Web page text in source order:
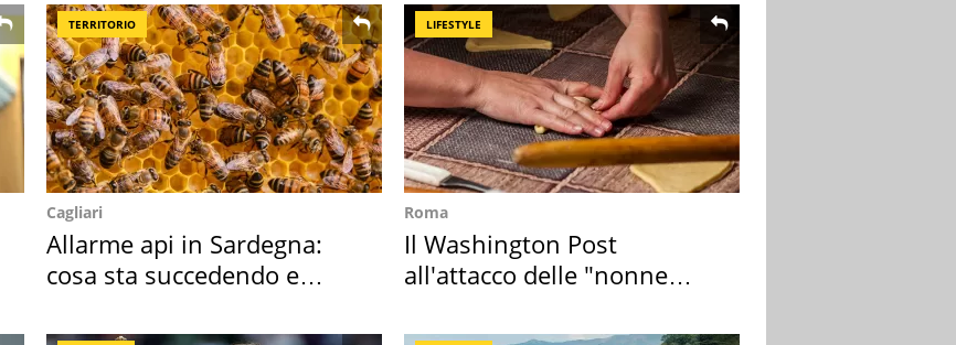
TERRITORIO
Cagliari
Allarme api in Sardegna:
cosa sta succedendo e
LIFESTYLE
Roma
Il Washington Post
all'attacco delle "nonne